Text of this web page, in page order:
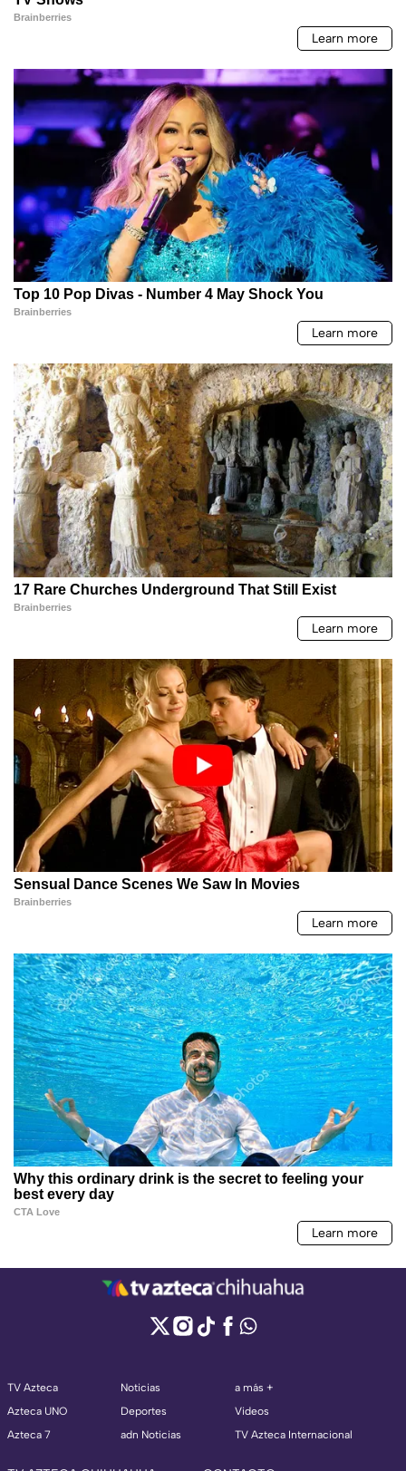
TV Azteca
Azteca UNO
Azteca 7
Noticias
Deportes
adn Noticias
a más +
Videos
TV Azteca Internacional